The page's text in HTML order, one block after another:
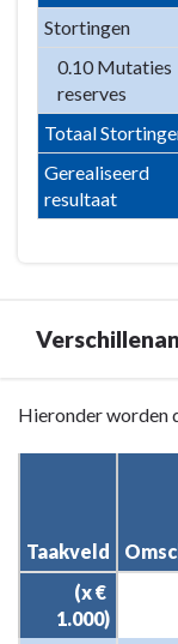
Stortingen
0.10 Mutaties
reserves
Totaal
Gerealiseerd
resultaat
Terug
dienstverlening
Hieronder worden
Taakveld
(x €
1.000)